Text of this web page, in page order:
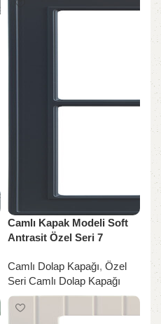
Camlı Kapak Modeli Soft
Antrasit Özel Seri 7
Camlı Dolap Kapağı, Özel
Seri Camlı Dolap Kapağı